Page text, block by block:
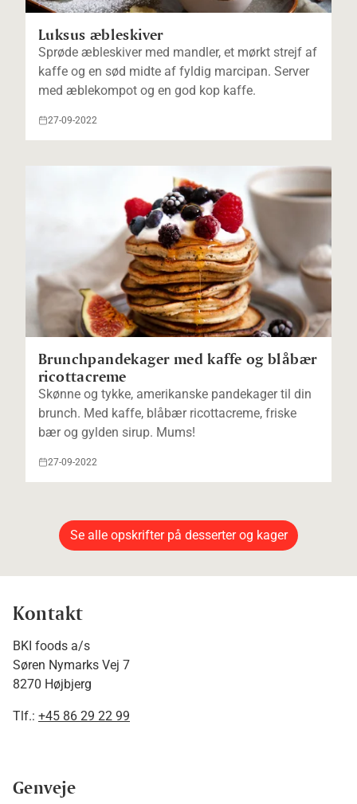
Luksus æbleskiver
Sprøde æbleskiver med mandler, et mørkt strejf af
kaffe og en sød midte af fyldig marcipan. Server
med æblekompot og en god kop kaffe.
27-09-2022
Brunchpandekager med kaffe og blåbær
ricottacreme
Skønne og tykke, amerikanske pandekager til din
brunch. Med kaffe, blåbær ricottacreme, friske
bær og gylden sirup. Mums!
27-09-2022
Se alle opskrifter på desserter og kager
Kontakt
BKI foods a/s
Søren Nymarks Vej 7
8270 Højbjerg
Tlf.: +45 86 29 22 99
Genveje